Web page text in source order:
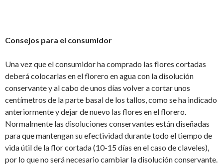
Consejos para el consumidor
Una vez que el consumidor ha comprado las flores cortadas
deberá colocarlas en el florero en agua con la disolución
conservante y al cabo de unos días volver a cortar unos
centímetros de la parte basal de los tallos, como se ha indicado
anteriormente y dejar de nuevo las flores en el florero.
Normalmente las disoluciones conservantes están diseñadas
para que mantengan su efectividad durante todo el tiempo de
vida útil de la flor cortada (10-15 días en el caso de claveles),
por lo que no será necesario cambiar la disolución conservante.